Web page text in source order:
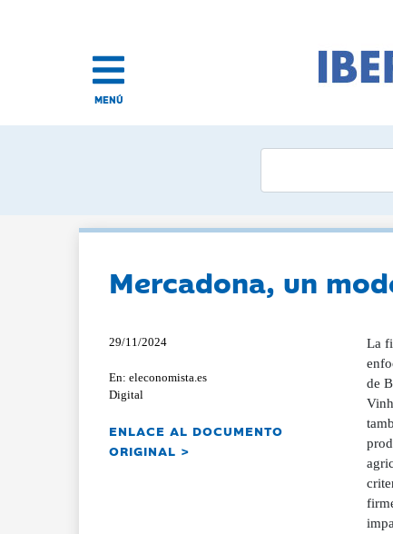
MENÚ
Mercadona, un
29/11/2024
En: eleconomista.es
Digital
ENLACE AL DOCUMENTO
ORIGINAL >
La
de